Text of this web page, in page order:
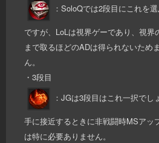
：SoloQでは2段目にこれを
ですが、LoLは視界ゲーであり、視界
まで取るほどのADは得られないため
ん。
・3段目
：JGは3段目はこれ一択で
手に接近するときに非戦闘時MSアッ
は特に必要ありません。